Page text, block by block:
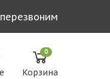
0
Корзина